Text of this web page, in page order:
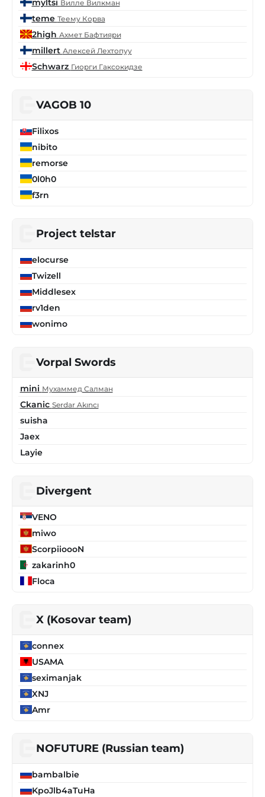
myltsi Вилле Вилкман
teme Теему Корва
2high Ахмет Бафтияри
millert Алексей Лехтопуу
Schwarz Гиорги Гаксокидзе
VAGOB 10
Filixos
nibito
remorse
0l0h0
f3rn
Project telstar
elocurse
Twizell
Middlesex
rv1den
wonimo
Vorpal Swords
mini Мухаммед Салман
Ckanic Serdar Akıncı
suisha
Jaex
Layie
Divergent
VENO
miwo
ScorpiioooN
zakarinh0
Floca
X (Kosovar team)
connex
USAMA
seximanjak
XNJ
Amr
NOFUTURE (Russian team)
bambalbie
KpoJlb4aTuHa